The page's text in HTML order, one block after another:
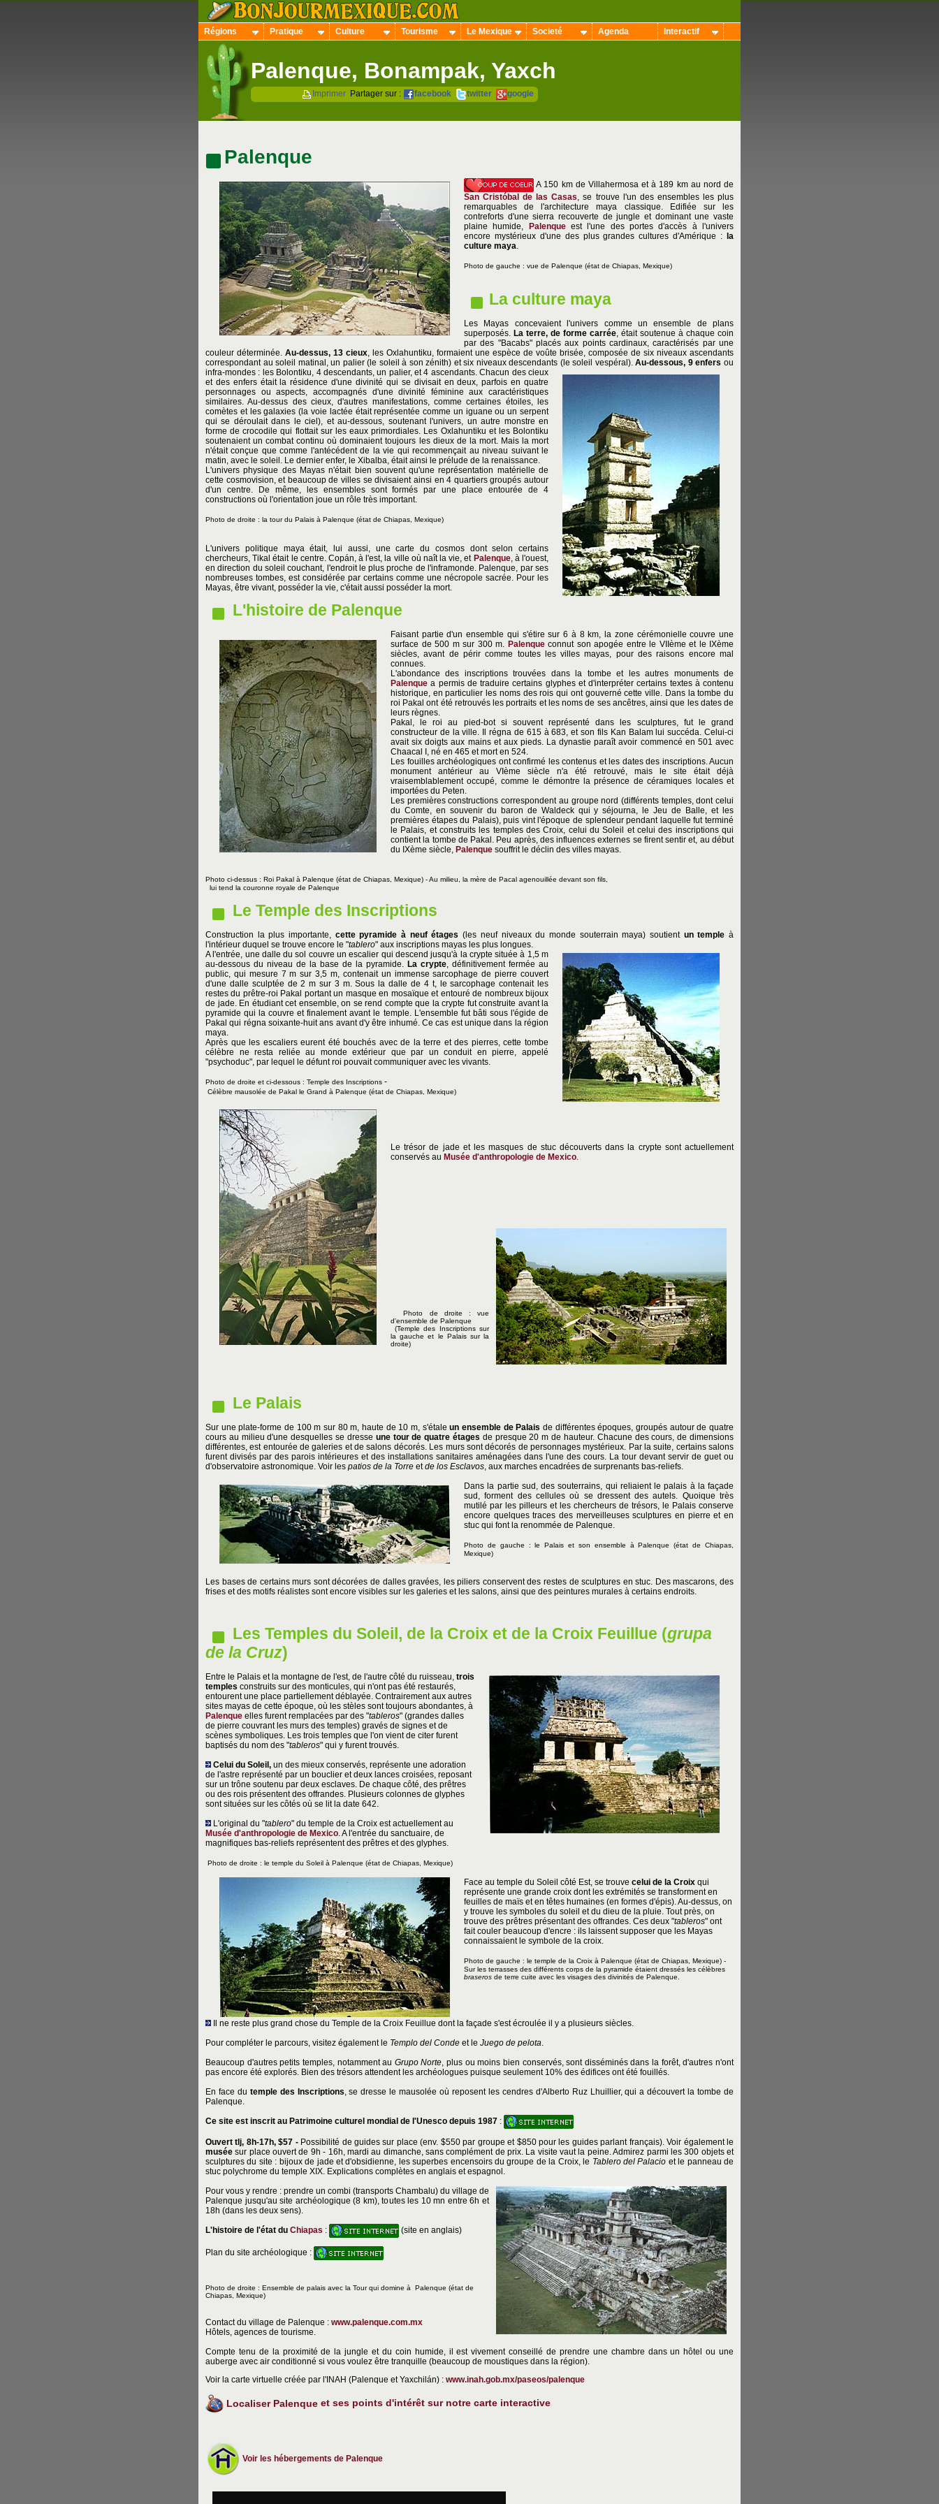
Régions Pratique Culture Tourisme Le Mexique Societé Agenda Interactif
Palenque, Bonampak, Yaxch
Imprimer Partager sur : facebook twitter google
Palenque
A 150 km de Villahermosa et à 189 km au nord de
San Cristóbal de las Casas, se trouve l'un des ensembles les plus
remarquables de l'architecture maya classique. Edifiée sur les
contreforts d'une sierra recouverte de jungle et dominant une vaste
plaine humide,
Palenqueest l'une des portes d'accès à l'univers
encore mystérieux d'une des plus grandes cultures d'Amérique :
la
culture maya.
Photo de gauche : vue de Palenque (état de Chiapas, Mexique)
La culture maya
Les Mayas concevaient l'univers comme un ensemble de plans
superposés. La terre, de forme carrée, était soutenue à chaque coin
par des "Bacabs" placés aux points cardinaux, caractérisés par une
couleur déterminée. Au-dessus, 13 cieux, les Oxlahuntiku, formaient une espèce de voûte brisée, composée de six niveaux ascendants
correspondant au soleil matinal, un palier (le soleil à son zénith) et six niveaux descendants (le soleil vespéral).Au-dessous, 9 enfers ou
infra-mondes : les Bolontiku, 4 descendants, un palier, et 4 ascendants.Chacun des cieux
et des enfers était la résidence d'une divinité qui se divisait en deux, parfois en quatre
personnages ou aspects, accompagnés d'une divinité féminine aux caractéristiques
similaires. Au-dessus des cieux, d'autres manifestations, comme certaines étoiles, les
comètes et les galaxies (la voie lactée était représentée comme un iguane ou un serpent
qui se déroulait dans le ciel), et au-dessous, soutenant l'univers, un autre monstre en
forme de crocodile qui flottait sur les eaux primordiales. Les Oxlahuntiku et les Bolontiku
soutenaient un combat continu où dominaient toujours les dieux de la mort. Mais la mort
n'était conçue que comme l'antécédent de la vie qui recommençait au niveau suivant le
matin, avec le soleil. Le dernier enfer, le Xibalba, était ainsi le prélude de la renaissance.
L'univers physique des Mayas n'était bien souvent qu'une représentation matérielle de
cette cosmovision, et beaucoup de villes se divisaient ainsi en 4 quartiers groupés autour
d'un centre. De même, les ensembles sont formés par une place entourée de 4
constructions où l'orientation joue un rôle très important.
Photo de droite : la tour du Palais à Palenque (état de Chiapas, Mexique)
L'univers politique maya était, lui aussi, une carte du cosmos dont selon certains
chercheurs, Tikal était le centre. Copán, à l'est, la ville où naît la vie, et Palenque, à l'ouest,
en direction du soleil couchant, l'endroit le plus proche de l'inframonde. Palenque, par ses
nombreuses tombes, est considérée par certains comme une nécropole sacrée. Pour les
Mayas, être vivant, posséder la vie, c'était aussi posséder la mort.
L'histoire de Palenque
Faisant partie d'un ensemble qui s'étire sur 6 à 8 km, la zone cérémonielle couvre une
surface de 500 m sur 300 m. Palenqueconnut son apogée entre le VIIème et le IXème
siècles, avant de périr comme toutes les villes mayas, pour des raisons encore mal
connues.
L'abondance des inscriptions trouvées dans la tombe et les autres monuments de
Palenque a permis de traduire certains glyphes et d'interpréter certains textes à contenu
historique, en particulier les noms des rois qui ont gouverné cette ville. Dans la tombe du
roi Pakal ont été retrouvés les portraits et les noms de ses ancêtres, ainsi que les dates de
leurs règnes.
Pakal, le roi au pied-bot si souvent représenté dans les sculptures, fut le grand
constructeur de la ville. Il régna de 615 à 683, et son fils Kan Balam lui succéda. Celui-ci
avait six doigts aux mains et aux pieds. La dynastie paraît avoir commencé en 501 avec
Chaacal I, né en 465 et mort en 524.
Les fouilles archéologiques ont confirmé les contenus et les dates des inscriptions. Aucun
monument antérieur au VIème siècle n'a été retrouvé, mais le site était déjà
vraisemblablement occupé, comme le démontre la présence de céramiques locales et
importées du Peten.
Les premières constructions correspondent au groupe nord (différents temples, dont celui
du Comte, en souvenir du baron de Waldeck qui y séjourna, le Jeu de Balle, et les
premières étapes du Palais), puis vint l'époque de splendeur pendant laquelle fut terminé
le Palais, et construits les temples des Croix, celui du Soleil et celui des inscriptions qui
contient la tombe de Pakal. Peu après, des influences externes se firent sentir et, au début
du IXème siècle, Palenque souffrit le déclin des villes mayas.
Photo ci-dessus : Roi Pakal à Palenque (état de Chiapas, Mexique) - Au milieu, la mère de Pacal agenouillée devant son fils,
lui tend la couronne royale de Palenque
Le Temple des Inscriptions
Construction la plus importante, cette pyramide à neuf étages (les neuf niveaux du monde souterrain maya) soutient un temple à
l'intérieur duquel se trouve encore le "tablero" aux inscriptions mayas les plus longues.
A l'entrée, une dalle du sol couvre un escalier qui descend jusqu'à la crypte située à 1,5 m
au-dessous du niveau de la base de la pyramide. La crypte, définitivement fermée au
public, qui mesure 7 m sur 3,5 m, contenait un immense sarcophage de pierre couvert
d'une dalle sculptée de 2 m sur 3 m. Sous la dalle de 4 t, le sarcophage contenait les
restes du prêtre-roi Pakal portant un masque en mosaïque et entouré de nombreux bijoux
de jade. En étudiant cet ensemble, on se rend compte que la crypte fut construite avant la
pyramide qui la couvre et finalement avant le temple. L'ensemble fut bâti sous l'égide de
Pakal qui régna soixante-huit ans avant d'y être inhumé. Ce cas est unique dans la région
maya.
Après que les escaliers eurent été bouchés avec de la terre et des pierres, cette tombe
célèbre ne resta reliée au monde extérieur que par un conduit en pierre, appelé
"psychoduc", par lequel le défunt roi pouvait communiquer avec les vivants.
Photo de droite et ci-dessous : Temple des Inscriptions -
Célèbre mausolée de Pakal le Grand à Palenque (état de Chiapas, Mexique)
Le trésor de jade et les masques de stuc découverts dans la crypte sont actuellement
conservés au Musée d'anthropologie de Mexico.
Photo de droite : vue
d'ensemble de Palenque
(Temple des Inscriptions sur
la gauche et le Palais sur la
droite)
Le Palais
Sur une plate-forme de 100 m sur 80 m, haute de 10 m, s'étaleun ensemble de Palais de différentes époques, groupés autour de quatre
cours au milieu d'une desquelles se dresse une tour de quatre étages de presque 20 m de hauteur. Chacune des cours, de dimensions
différentes, est entourée de galeries et de salons décorés. Les murs sont décorés de personnages mystérieux. Par la suite, certains salons
furent divisés par des parois intérieures et des installations sanitaires aménagées dans l'une des cours. La tour devant servir de guet ou
d'observatoire astronomique. Voir les patios de la Torre etde los Esclavos, aux marches encadrées de surprenants bas-reliefs.
Dans la partie sud, des souterrains, qui reliaient le palais à la façade
sud, forment des cellules où se dressent des autels. Quoique très
mutilé par les pilleurs et les chercheurs de trésors, le Palais conserve
encore quelques traces des merveilleuses sculptures en pierre et en
stuc qui font la renommée de Palenque.
Photo de gauche : le Palais et son ensemble à Palenque
(état de Chiapas,
Mexique)
Les bases de certains murs sont décorées de dalles gravées, les piliers conservent des restes de sculptures en stuc. Des mascarons, des
frises et des motifs réalistes sont encore visibles sur les galeries et les salons, ainsi que des peintures murales à certains endroits.
Les Temples du Soleil, de la Croix et de la Croix Feuillue (grupa
de la Cruz)
Entre le Palais et la montagne de l'est, de l'autre côté du ruisseau, trois
temples construits sur des monticules, qui n'ont pas été restaurés,
entourent une place partiellement déblayée. Contrairement aux autres
sites mayas de cette époque, où les stèles sont toujours abondantes, à
Palenque elles furent remplacées par des "tableros" (grandes dalles
de pierre couvrant les murs des temples) gravés de signes et de
scènes symboliques. Les trois temples que l'on vient de citer furent
baptisés du nom des "tableros" qui y furent trouvés.
Celui du Soleil, un des mieux conservés, représente une adoration
de l'astre représenté par un bouclier et deux lances croisées, reposant
sur un trône soutenu par deux esclaves. De chaque côté, des prêtres
ou des rois présentent des offrandes. Plusieurs colonnes de glyphes
sont situées sur les côtés où se lit la date 642.
L'original du "tablero" du temple de la Croix est actuellement au
Musée d'anthropologie de Mexico. A l'entrée du sanctuaire, de
magnifiques bas-reliefs représentent des prêtres et des glyphes.
Photo de droite : le temple du Soleil à Palenque (état de Chiapas, Mexique)
Face au temple du Soleil côté Est, se trouve celui de la Croix qui
représente une grande croix dont les extrémités se transforment en
feuilles de maïs et en têtes humaines (en formes d'épis). Au-dessus, on
y trouve les symboles du soleil et du dieu de la pluie. Tout près, on
trouve des prêtres présentant des offrandes. Ces deux "tableros" ont
fait couler beaucoup d'encre : ils laissent supposer que les Mayas
connaissaient le symbole de la croix.
Photo de gauche : le temple de la Croix à Palenque (état de Chiapas, Mexique) -
Sur les terrasses des différents corps de la pyramide étaient dressés les célèbres
braseros de terre cuite avec les visages des divinités de Palenque.
Il ne reste plus grand chose du Temple de la Croix Feuillue dont la façade s'est écroulée il y a plusieurs siècles.
Pour compléter le parcours, visitez également le Templo del Conde et le Juego de pelota.
Beaucoup d'autres petits temples, notamment au Grupo Norte, plus ou moins bien conservés, sont disséminés dans la forêt, d'autres n'ont
pas encore été explorés. Bien des trésors attendent les archéologues puisque seulement 10% des édifices ont été fouillés.
En face du temple des Inscriptions, se dresse le mausolée où reposent les cendres d'Alberto Ruz Lhuillier, qui a découvert la tombe de
Palenque.
Ce site est inscrit au Patrimoine culturel mondial de l'Unesco depuis 1987 :
Ouvert tlj, 8h-17h, $57 - Possibilité de guides sur place (env. $550 par groupe et $850 pour les guides parlant français). Voir également le
musée sur place ouvert de 9h - 16h, mardi au dimanche, sans complément de prix. La visite vaut la peine. Admirez parmi les 300 objets et
sculptures du site : bijoux de jade et d'obsidienne, les superbes encensoirs du groupe de la Croix, le Tablero del Palacio et le panneau de
stuc polychrome du temple XIX. Explications complètes en anglais et espagnol.
Pour vous y rendre : prendre un combi (transports Chambalu) du village de
Palenque jusqu'au site archéologique (8 km), toutes les 10 mn entre 6h et
18h (dans les deux sens).
L'histoire de l'état du Chiapas : (site en anglais)
Plan du site archéologique :
Photo de droite : Ensemble de palais avec la Tour qui domine à Palenque (état de
Chiapas, Mexique)
Contact du village de Palenque : www.palenque.com.mx
Hôtels, agences de tourisme.
Compte tenu de la proximité de la jungle et du coin humide, il est vivement conseillé de prendre une chambre dans un hôtel ou une
auberge avec air conditionné si vous voulez être tranquille (beaucoup de moustiques dans la région).
Voir la carte virtuelle créée par l'INAH (Palenque et Yaxchilán) : www.inah.gob.mx/paseos/palenque
Localiser Palenque et ses points d'intérêt sur notre carte interactive
Voir les hébergements de Palenque